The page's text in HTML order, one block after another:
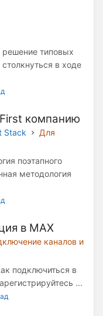
типовых
в ходе
компанию
Stack
Для
поэтапного
методология
в МАХ
каналов и
подключиться в
...